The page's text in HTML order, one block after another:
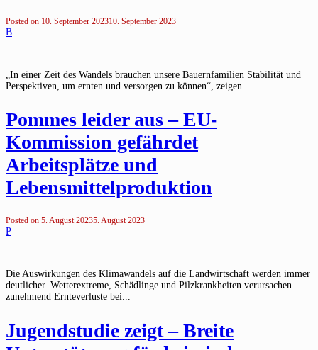
Posted on 10. September 202310. September 2023
B
„In einer Zeit des Wandels brauchen unsere Bauernfamilien Stabilität und
Perspektiven, um ernten und versorgen zu können“, zeigen...
Pommes leider aus – EU-
Kommission gefährdet
Arbeitsplätze und
Lebensmittelproduktion
Posted on 5. August 20235. August 2023
P
Die Auswirkungen des Klimawandels auf die Landwirtschaft werden immer
deutlicher. Wetterextreme, Schädlinge und Pilzkrankheiten verursachen
zunehmend Ernteverluste bei...
Jugendstudie zeigt – Breite